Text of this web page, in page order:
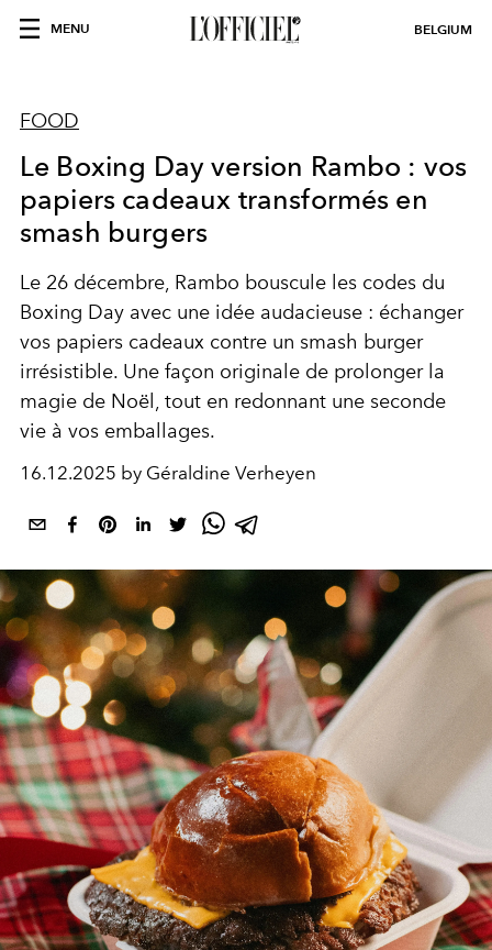
MENU BELGIUM
FOOD
Le Boxing Day version Rambo : vos
papiers cadeaux transformés en
smash burgers
Le 26 décembre, Rambo bouscule les codes du
Boxing Day avec une idée audacieuse : échanger
vos papiers cadeaux contre un smash burger
irrésistible. Une façon originale de prolonger la
magie de Noël, tout en redonnant une seconde
vie à vos emballages.
16.12.2025 by Géraldine Verheyen